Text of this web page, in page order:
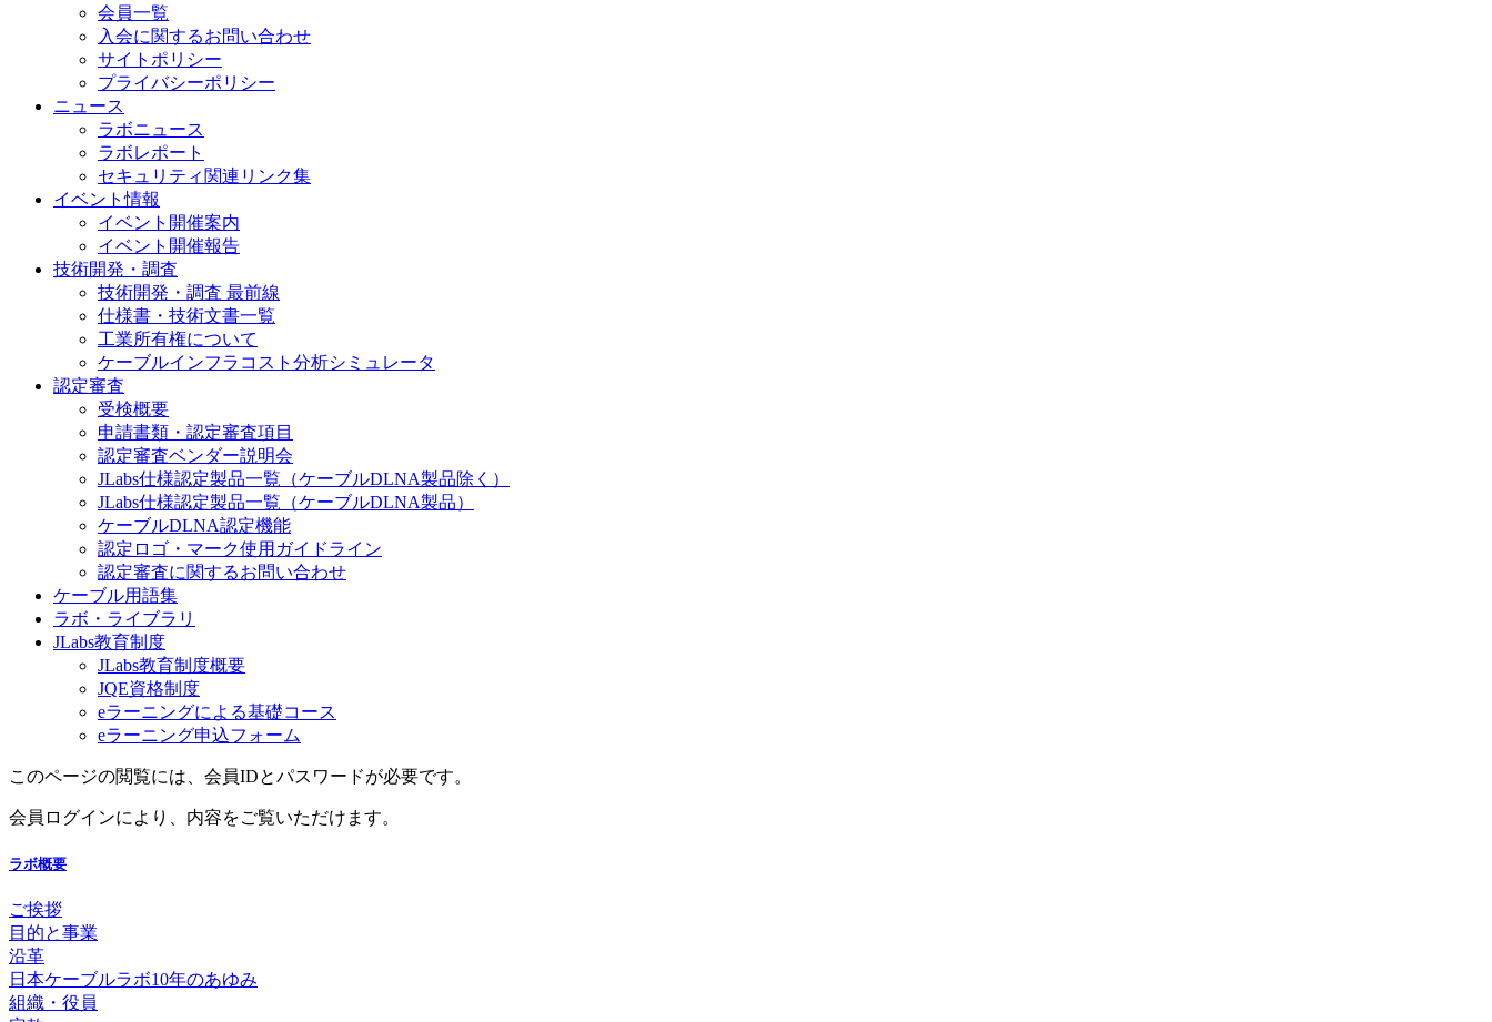
会員一覧
入会に関するお問い合わせ
サイトポリシー
プライバシーポリシー
ニュース
ラボニュース
ラボレポート
セキュリティ関連リンク集
イベント情報
イベント開催案内
イベント開催報告
技術開発・調査
技術開発・調査 最前線
仕様書・技術文書一覧
工業所有権について
ケーブルインフラコスト分析シミュレータ
認定審査
受検概要
申請書類・認定審査項目
認定審査ベンダー説明会
JLabs仕様認定製品一覧（ケーブルDLNA製品除く）
JLabs仕様認定製品一覧（ケーブルDLNA製品）
ケーブルDLNA認定機能
認定ロゴ・マーク使用ガイドライン
認定審査に関するお問い合わせ
ケーブル用語集
ラボ・ライブラリ
JLabs教育制度
JLabs教育制度概要
JQE資格制度
eラーニングによる基礎コース
eラーニング申込フォーム
このページの閲覧には、会員IDとパスワードが必要です。
会員ログインにより、内容をご覧いただけます。
ラボ概要
ご挨拶
目的と事業
沿革
日本ケーブルラボ10年のあゆみ
組織・役員